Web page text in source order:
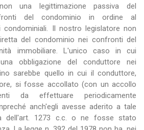
una legittimazione passiva del
del condominio in ordine al
condominiali. Il nostro legislatore non
del condominio nei confronti del
immobiliare. L'unico caso in cui
obbligazione del conduttore nei
sarebbe quello in cui il conduttore,
si fosse accollato (con un accollo
da effettuare periodicamente
anch'egli avesse aderito a tale
dell'art. 1273 c.c. o ne fosse stato